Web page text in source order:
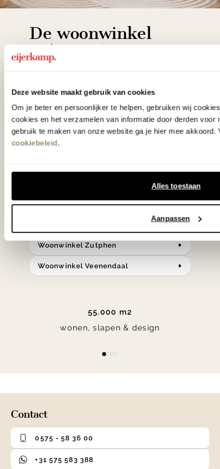
Deze website maakt gebruik van cookies
Om je beter en persoonlijker te helpen, gebruiken wij
cookies en het verzamelen van informatie door derden voor
gebruik te maken van onze website ga je hier mee akkoord.
cookiebeleid.
Alles toestaan
Aanpassen
De woonwinkel
gezien op tv!
'Weer verliefd op je huis' niet? We
hebben met liefde de mooiste woon-,
slaap- en designcollecties
samengesteld met de mooiste
in verrassende materialen en kleuren!
Bekijk onze openingstijden en
Woonwinkel Zutphen
Woonwinkel Veenendaal
55.000 m2
wonen, slapen & design
Contact
0575 - 58 36 00
+31 575 583 388